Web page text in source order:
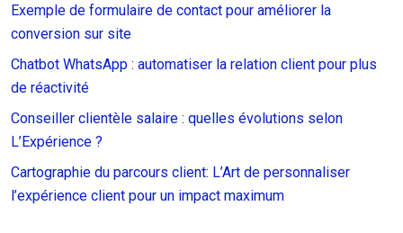
Exemple de formulaire de contact pour améliorer la
conversion sur site
Chatbot WhatsApp : automatiser la relation client pour plus
de réactivité
Conseiller clientèle salaire : quelles évolutions selon
L’Expérience ?
Cartographie du parcours client: L’Art de personnaliser
l’expérience client pour un impact maximum